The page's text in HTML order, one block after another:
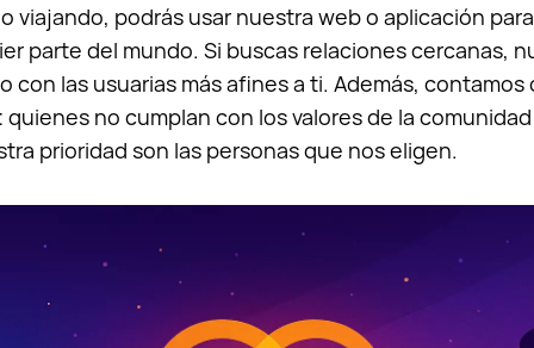
viajando, podrás usar nuestra web o aplicación
parte del mundo. Si buscas relaciones cercanas,
con las usuarias más afines a ti. Además,
no cumplan con los valores de la
prioridad son las personas que nos eligen.